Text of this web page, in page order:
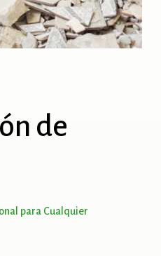
de
para Cualquier